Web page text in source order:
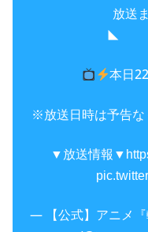
放送
本日
※放送日時は予告な
▼放送情報▼
— 【公式】アニメ『